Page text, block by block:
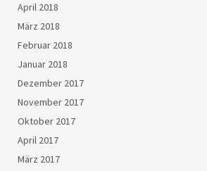
April 2018
März 2018
Februar 2018
Januar 2018
Dezember 2017
November 2017
Oktober 2017
April 2017
März 2017